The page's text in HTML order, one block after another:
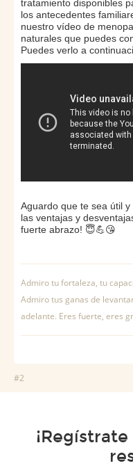
tratamiento disponibles
los antecedentes
nuestro vídeo de
naturales que puedes
Puedes verlo a
Aguardo que te sea útil
las ventajas y
fuerte abrazo! 😇💪😘
Admiro tu fortaleza, tu
Admiro tus ganas de
adelante. Eres fuerte, eres
#2